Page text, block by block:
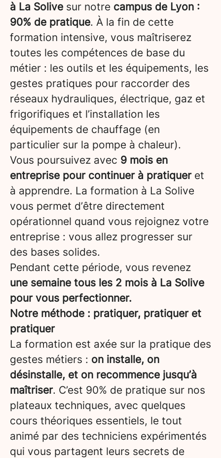
à La Solive sur notre campus de Lyon :
90% de pratique. À la fin de cette
formation intensive, vous maîtriserez
toutes les compétences de base du
métier : les outils et les équipements, les
gestes pratiques pour raccorder des
réseaux hydrauliques, électrique, gaz et
frigorifiques et l’installation les
équipements de chauffage (en
particulier sur la pompe à chaleur).
Vous poursuivez avec 9 mois en
entreprise pour continuer à pratiqueret
à apprendre. La formation à La Solive
vous permet d’être directement
opérationnel quand vous rejoignez votre
entreprise : vous allez progresser sur
des bases solides.
Pendant cette période, vous revenez
une semaine tous les 2 mois à La Solive
pour vous perfectionner.
Notre méthode : pratiquer, pratiquer et
pratiquer
La formation est axée sur la pratique des
gestes métiers : on installe, on
désinstalle, et on recommence jusqu’à
maîtriser. C’est 90% de pratique sur nos
plateaux techniques, avec quelques
cours théoriques essentiels, le tout
animé par des techniciens expérimentés
qui vous partagent leurs secrets de